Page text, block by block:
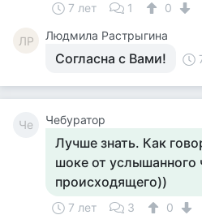
7 лет 1 0
ЛР Людмила Растрыгина
Согласна с Вами!
Че Чебуратор
Лучше знать. Как
шоке от услышанного
происходящего))
7 лет 3 0